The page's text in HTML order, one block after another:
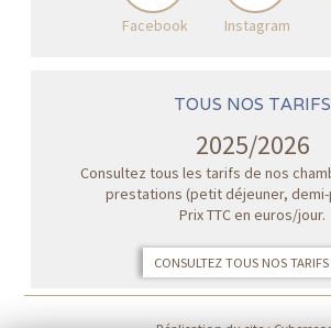
Facebook Instagram
TOUS NOS TARIFS
2025/2026
Consultez tous les tarifs de nos
prestations (petit déjeuner, demi-
Prix TTC en euros/jour.
CONSULTEZ TOUS NOS TARIFS